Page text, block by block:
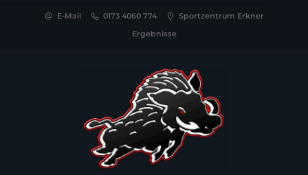
E-Mail 0173 4060 774
Sportzentrum Erkner
Ergebnisse